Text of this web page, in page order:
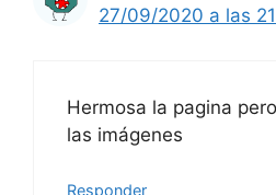
27/09/2020 a las
Hermosa la pagina
las imágenes
Responder